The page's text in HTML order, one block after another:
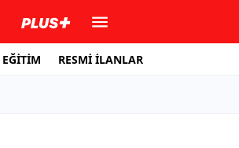
EĞİTİM RESMİ İLANLAR